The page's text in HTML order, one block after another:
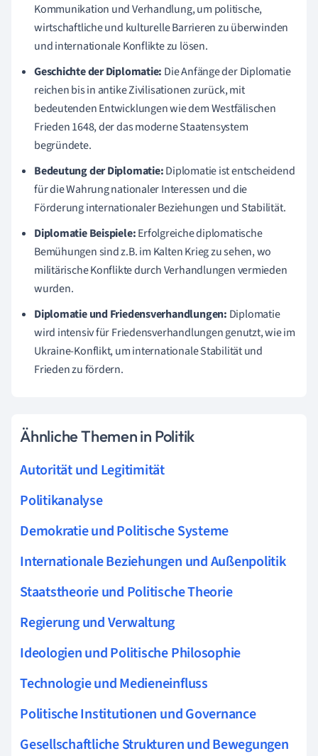
Kommunikation und Verhandlung, um politische,
wirtschaftliche und kulturelle Barrieren zu überwinden
und internationale Konflikte zu lösen.
Geschichte der Diplomatie: Die Anfänge der Diplomatie
reichen bis in antike Zivilisationen zurück, mit
bedeutenden Entwicklungen wie dem Westfälischen
Frieden 1648, der das moderne Staatensystem
begründete.
Bedeutung der Diplomatie:Diplomatie ist entscheidend
für die Wahrung nationaler Interessen und die
Förderung internationaler Beziehungen und Stabilität.
Diplomatie Beispiele:Erfolgreiche diplomatische
Bemühungen sind z.B. im Kalten Krieg zu sehen, wo
militärische Konflikte durch Verhandlungen vermieden
wurden.
Diplomatie und Friedensverhandlungen: Diplomatie
wird intensiv für Friedensverhandlungen genutzt, wie im
Ukraine-Konflikt, um internationale Stabilität und
Frieden zu fördern.
Ähnliche Themen in Politik
Autorität und Legitimität
Politikanalyse
Demokratie und Politische Systeme
Internationale Beziehungen und Außenpolitik
Staatstheorie und Politische Theorie
Regierung und Verwaltung
Ideologien und Politische Philosophie
Technologie und Medieneinfluss
Politische Institutionen und Governance
Gesellschaftliche Strukturen und Bewegungen